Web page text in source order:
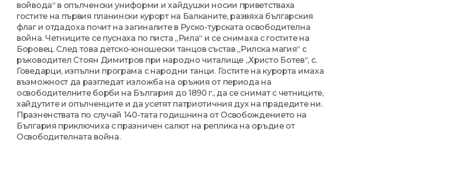
войвода“ в опълченски униформи и хайдушки носии приветстваха
гостите на първия планински курорт на Балканите, развяха българския
флаг и отдадоха почит на загиналите в Руско-турската освободителна
война. Четниците се пуснаха по писта „Рила“ и се снимаха с гостите на
Боровец. След това детско-юношески танцов състав „Рилска магия“ с
ръководител Стоян Димитров при народно читалище „Христо Ботев“, с.
Говедарци, изпълни програма с народни танци. Гостите на курорта имаха
възможност да разгледат изложба на оръжия от периода на
освободителните борби на България до 1890 г., да се снимат с четниците,
хайдутите и опълченците и да усетят патриотичния дух на прадедите ни.
Празненствата по случай 140-тата годишнина от Освобождението на
България приключиха с празничен салют на реплика на оръдие от
Освободителната война.